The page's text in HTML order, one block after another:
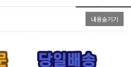
내용숨기기